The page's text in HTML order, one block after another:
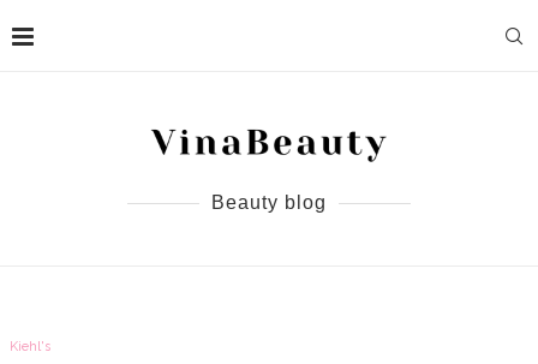
Beauty blog
Kiehl's